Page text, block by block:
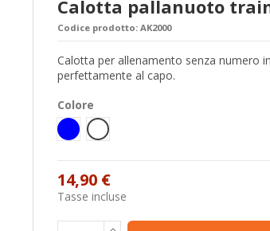
Calotta pallanuoto
Codice prodotto: AK2000
Calotta per allenamento senza numero
perfettamente al capo.
Colore
Blu
Bianco
14,90 €
Tasse incluse